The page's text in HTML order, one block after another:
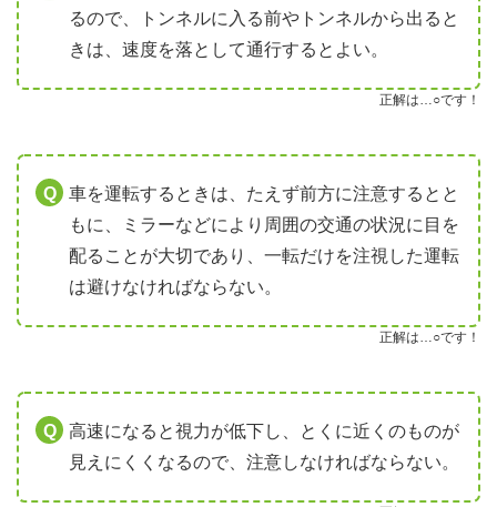
るので、トンネルに入る前やトンネルから出ると
きは、速度を落として通行するとよい。
正解は…○です！
車を運転するときは、たえず前方に注意するとと
もに、ミラーなどにより周囲の交通の状況に目を
配ることが大切であり、一転だけを注視した運転
は避けなければならない。
正解は…○です！
高速になると視力が低下し、とくに近くのものが
見えにくくなるので、注意しなければならない。